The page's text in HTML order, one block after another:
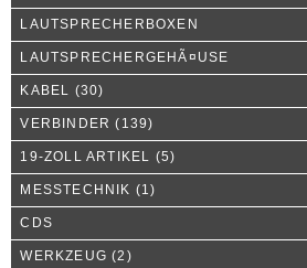
LAUTSPRECHERBOXEN
LAUTSPRECHERGEHÃ¤USE
KABEL (30)
VERBINDER (139)
19-ZOLL ARTIKEL (5)
MESSTECHNIK (1)
CDS
WERKZEUG (2)